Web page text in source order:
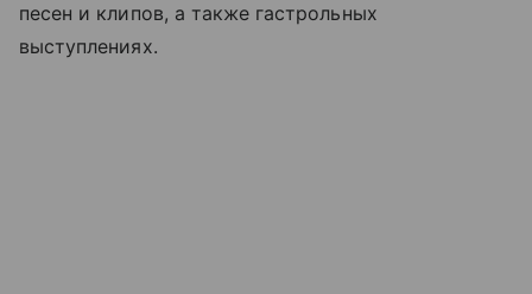
песен и клипов, а также гастрольных
выступлениях.